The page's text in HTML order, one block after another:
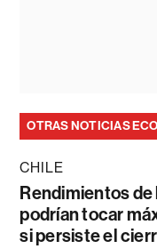
OTRAS NOTICIAS
CHILE
Rendimientos
podrían tocar
si persiste el